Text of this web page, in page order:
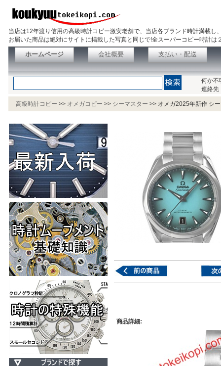
当店は12年渡り信用の高級時計コピー激安老舗で、当店各ブランド時計満載
お届いた商品は絶対にサイトに掲載した写真と同じで!全スーパーコピー時計
ホームページ 会社概要 支払い・配送
何か不
連絡
高級時計コピー >> オメガコピー >> シーマスター >> オメガ2025年新作 シ
商品詳細: